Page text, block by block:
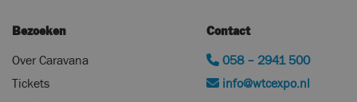
Bezoeken
Over Caravana
Tickets
Contact
058 – 2941 500
info@wtcexpo.nl